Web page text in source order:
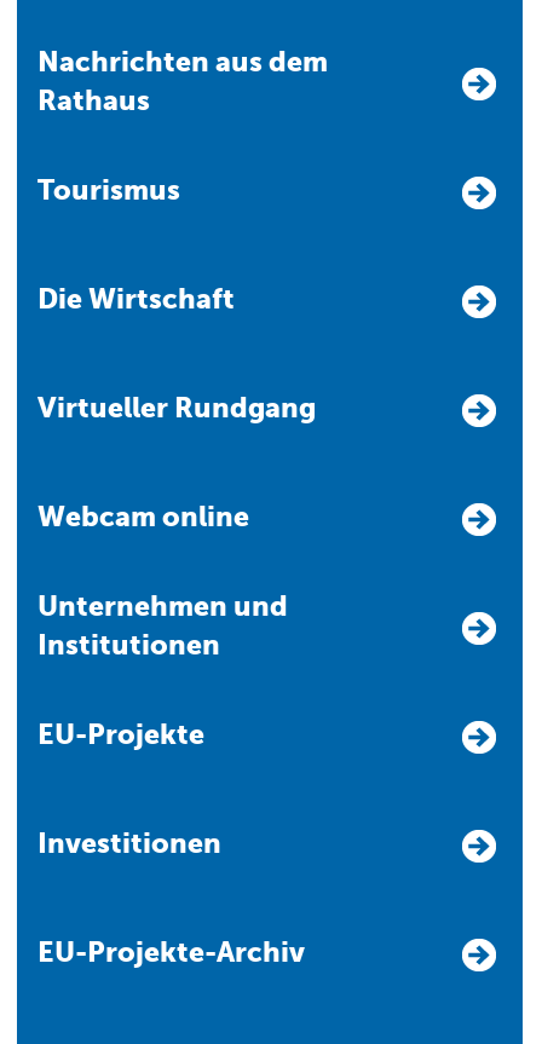
Nachrichten aus dem
Rathaus
Tourismus
Die Wirtschaft
Virtueller Rundgang
Webcam online
Unternehmen und
Institutionen
EU-Projekte
Investitionen
EU-Projekte-Archiv